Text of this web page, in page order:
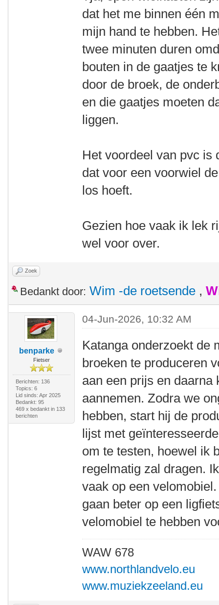
dat het me binnen één
mijn hand te hebben.
twee minuten duren
bouten in de gaatjes te
door de broek, de
en die gaatjes moeten
liggen.
Het voordeel van pvc is
dat voor een voorwiel
los hoeft.
Gezien hoe vaak ik lek
wel voor over.
Zoek
Bedankt door: Wim -de roetsende ,
benparke
Fietser
Berichten: 136
Topics: 6
Lid sinds: Apr 2025
Bedankt: 95
469 x bedankt in 133
berichten
04-Jun-2026, 10:32 AM
Katanga onderzoekt de
broeken te produceren
aan een prijs en
aannemen. Zodra we
hebben, start hij de
lijst met
om te testen, hoewel ik
regelmatig zal dragen.
vaak op een
gaan beter op een
velomobiel te hebben
WAW 678
www.northlandvelo.eu
www.muziekzeeland.eu